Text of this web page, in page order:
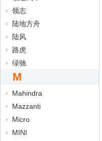
领志
陆地方舟
陆风
路虎
绿驰
M
Mahindra
Mazzanti
Micro
MINI